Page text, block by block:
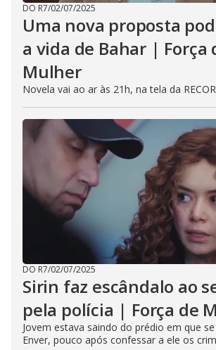
DO R7/02/07/2025
Uma nova proposta
a vida de Bahar | Força
Mulher
Novela vai ao ar às 21h, na tela da
DO R7/02/07/2025
Sirin faz escândalo ao
pela polícia | Força de
Jovem estava saindo do prédio em que
Enver, pouco após confessar a ele os